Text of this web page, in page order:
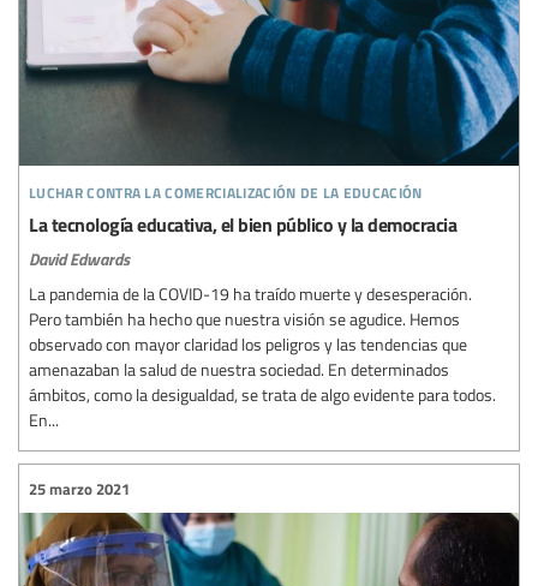
luchar contra la comercialización de la educación
La tecnología educativa, el bien público y la democracia
David Edwards
La pandemia de la COVID-19 ha traído muerte y desesperación.
Pero también ha hecho que nuestra visión se agudice. Hemos
observado con mayor claridad los peligros y las tendencias que
amenazaban la salud de nuestra sociedad. En determinados
ámbitos, como la desigualdad, se trata de algo evidente para todos.
En...
25 marzo 2021